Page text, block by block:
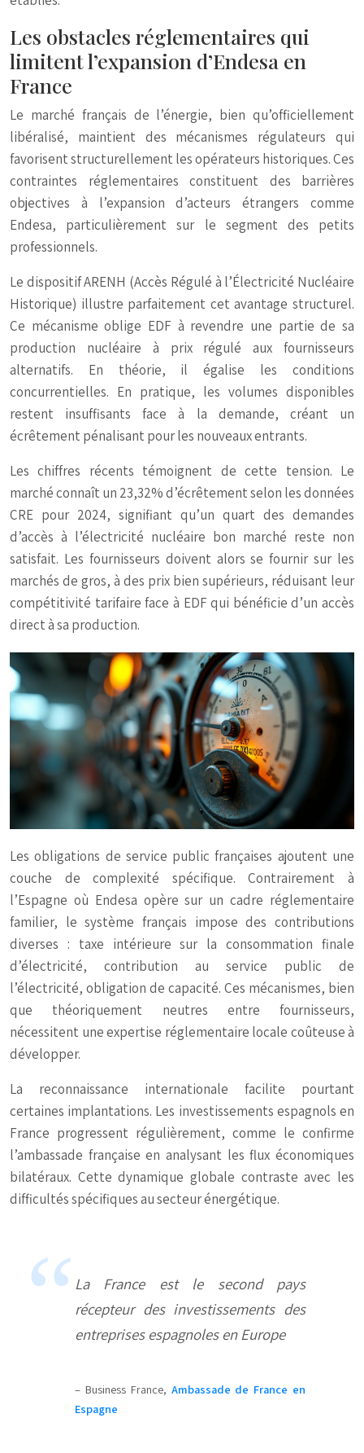
Les obstacles réglementaires qui
limitent l’expansion d’Endesa en
France
Le marché français de l’énergie, bien qu’officiellement
libéralisé, maintient des mécanismes régulateurs qui
favorisent structurellement les opérateurs historiques. Ces
contraintes réglementaires constituent des barrières
objectives à l’expansion d’acteurs étrangers comme
Endesa, particulièrement sur le segment des petits
professionnels.
Le dispositif ARENH (Accès Régulé à l’Électricité Nucléaire
Historique) illustre parfaitement cet avantage structurel.
Ce mécanisme oblige EDF à revendre une partie de sa
production nucléaire à prix régulé aux fournisseurs
alternatifs. En théorie, il égalise les conditions
concurrentielles. En pratique, les volumes disponibles
restent insuffisants face à la demande, créant un
écrêtement pénalisant pour les nouveaux entrants.
Les chiffres récents témoignent de cette tension. Le
marché connaît un 23,32% d’écrêtement selon les données
CRE pour 2024, signifiant qu’un quart des demandes
d’accès à l’électricité nucléaire bon marché reste non
satisfait. Les fournisseurs doivent alors se fournir sur les
marchés de gros, à des prix bien supérieurs, réduisant leur
compétitivité tarifaire face à EDF qui bénéficie d’un accès
direct à sa production.
Les obligations de service public françaises ajoutent une
couche de complexité spécifique. Contrairement à
l’Espagne où Endesa opère sur un cadre réglementaire
familier, le système français impose des contributions
diverses : taxe intérieure sur la consommation finale
d’électricité, contribution au service public de
l’électricité, obligation de capacité. Ces mécanismes, bien
que théoriquement neutres entre fournisseurs,
nécessitent une expertise réglementaire locale coûteuse à
développer.
La reconnaissance internationale facilite pourtant
certaines implantations. Les investissements espagnols en
France progressent régulièrement, comme le confirme
l’ambassade française en analysant les flux économiques
bilatéraux. Cette dynamique globale contraste avec les
difficultés spécifiques au secteur énergétique.
La France est le second pays
récepteur des investissements des
entreprises espagnoles en Europe
– Business France, Ambassade de France en
Espagne